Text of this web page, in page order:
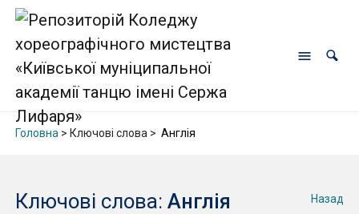
Головна > Ключові слова > Англія
Ключові слова: Англія Назад